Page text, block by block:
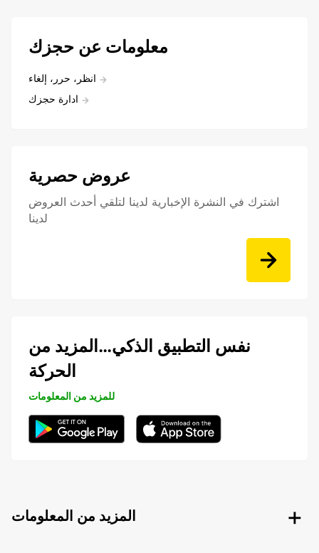
معلومات عن حجزك
انظر، حرر، إلغاء
ادارة حجزك
عروض حصرية
اشترك في النشرة الإخبارية لدينا لتلقي أحدث العروض
لدينا
نفس التطبيق الذكي…المزيد من
الحركة
للمزيد من المعلومات
المزيد من المعلومات